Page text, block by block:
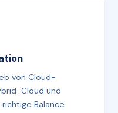
von Cloud-
Cloud und
Balance